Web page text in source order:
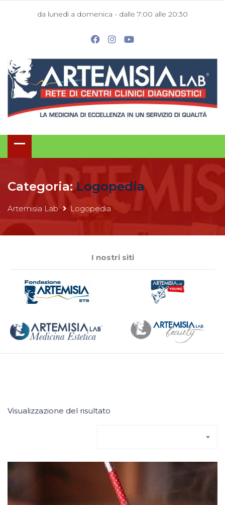
da lunedì a domenica - dalle 7:00 alle 20:30
Categoria:Logopedia
Artemisia Lab Logopedia
I nostri siti
Visualizzazione del risultato